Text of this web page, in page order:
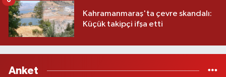
Kahramanmaraş'ta çevre skandalı:
Küçük takipçi ifşa etti
Anket